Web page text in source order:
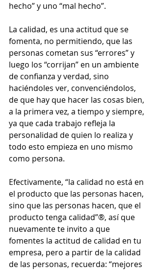
hecho” y uno “mal hecho”.
La calidad, es una actitud que se
fomenta, no permitiendo, que las
personas cometan sus “errores” y
luego los “corrijan” en un ambiente
de confianza y verdad, sino
haciéndoles ver, convenciéndolos,
de que hay que hacer las cosas bien,
a la primera vez, a tiempo y siempre,
ya que cada trabajo refleja la
personalidad de quien lo realiza y
todo esto empieza en uno mismo
como persona.
Efectivamente, “la calidad no está en
el producto que las personas hacen,
sino que las personas hacen, que el
producto tenga calidad”®, así que
nuevamente te invito a que
fomentes la actitud de calidad en tu
empresa, pero a partir de la calidad
de las personas, recuerda: “mejores